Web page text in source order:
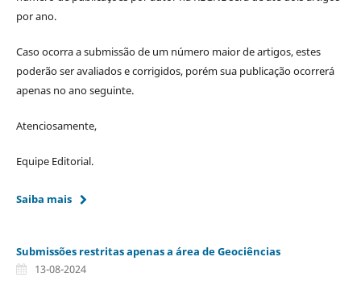
por ano.
Caso ocorra a submissão de um número maior de artigos, estes
poderão ser avaliados e corrigidos, porém sua publicação ocorrerá
apenas no ano seguinte.
Atenciosamente,
Equipe Editorial.
Saiba mais
Submissões restritas apenas a área de Geociências
13-08-2024